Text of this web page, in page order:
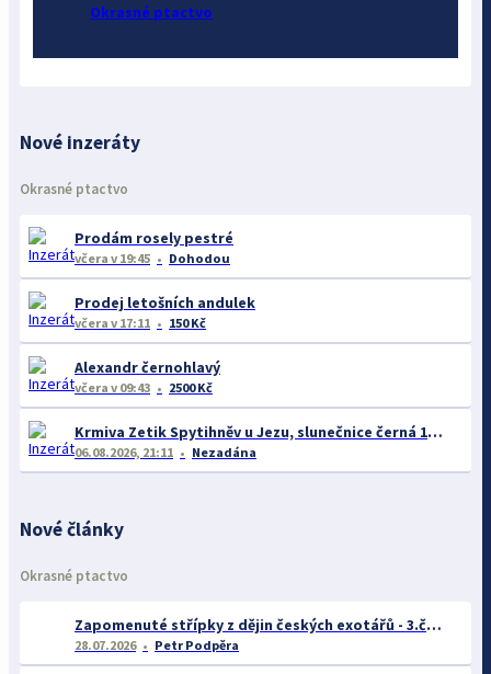
Okrasné ptactvo
Nové inzeráty
Okrasné ptactvo
Prodám rosely pestré
včera v 19:45 Dohodou
Prodej letošních andulek
včera v 17:11 150 Kč
Alexandr černohlavý
včera v 09:43 2500 Kč
Krmiva Zetik Spytihněv u Jezu, slunečnice černá 19kc/kg Akce na Avicentru Avest I na burze
06.08.2026, 21:11 Nezadána
Nové články
Okrasné ptactvo
Zapomenuté střípky z dějin českých exotářů - 3.část
28.07.2026 Petr Podpěra